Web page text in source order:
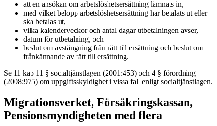
att en ansökan om arbetslöshetsersättning lämnats in,
med vilket belopp arbetslöshetsersättning har betalats ut eller
ska betalas ut,
vilka kalenderveckor och antal dagar utbetalningen avser,
datum för utbetalning, och
beslut om avstängning från rätt till ersättning och beslut om
frånkännande av rätt till ersättning.
Se 11 kap 11 § socialtjänstlagen (2001:453) och 4 § förordning
(2008:975) om uppgiftsskyldighet i vissa fall enligt socialtjänstlagen.
Migrationsverket, Försäkringskassan,
Pensionsmyndigheten med flera